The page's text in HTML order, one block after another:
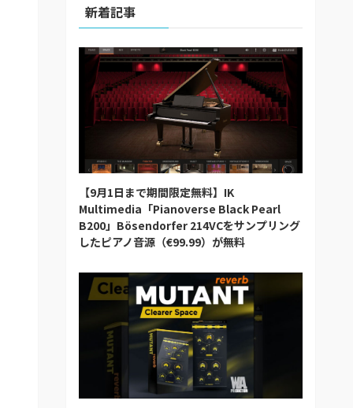
新着記事
【9月1日まで期間限定無料】IK
Multimedia「Pianoverse Black Pearl
B200」Bösendorfer 214VCをサンプリング
したピアノ音源（€99.99）が無料